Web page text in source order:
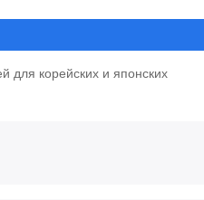
для корейских и японских